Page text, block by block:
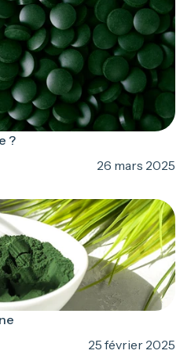
?
26 mars 2025
25 février 2025